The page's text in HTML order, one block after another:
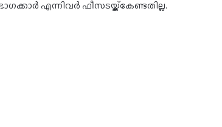
എന്നിവർ ഫീസടയ്ക്കേണ്ടതില്ല.